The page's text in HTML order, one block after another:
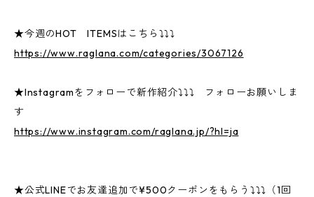
★今週のHOT ITEMSはこちら⤵⤵⤵
https://www.raglana.com/categories/3067126
★Instagramをフォローで新作紹介⤵⤵⤵ フォローお願いしま
す
https://www.instagram.com/raglana.jp/?hl=ja
★公式LINEでお友達追加で¥500クーポンをもらう⤵⤵⤵（1回